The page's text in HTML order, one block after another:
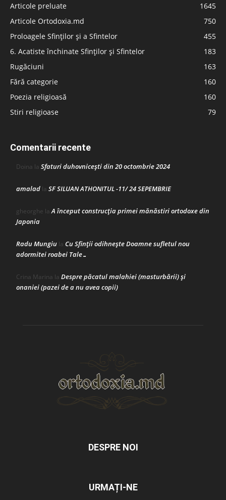
Articole preluate
1645
Articole Ortodoxia.md
750
Proloagele Sfinților și a Sfintelor
455
6. Acatiste închinate Sfinților și Sfintelor
183
Rugăciuni
163
Fără categorie
160
Poezia religioasă
160
Stiri religioase
79
Comentarii recente
Doina la Sfaturi duhovnicești din 20 octombrie 2024
amalad la SF SILUAN ATHONITUL -11/ 24 SEPEMBRIE
gheorghe laA început construcţia primei mănăstiri ortodoxe din
Japonia
Radu Mungiu la Cu Sfinții odihnește Doamne sufletul nou
adormitei roabei Tale…
Crina Marina la Despre păcatul malahiei (masturbării) şi
onaniei (pazei de a nu avea copii)
DESPRE NOI
URMAȚI-NE